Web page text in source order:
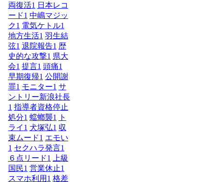
両復活1 日本レコ
ード1 中嶋マジッ
ク1 電気ケトル1
地方生活1 羽生結
弦1 退院報告1 歴
史的な攻撃1 県大
会1 提言1 頭痛1
早期復帰1 公開謝
罪1 モニター1 サ
ントリー新浪社長
1 指導者資格停止
処分1 蟷螂襲1
ト
ライ 1 犬塚弘1 収
束ムード1 エモい
1 セクハラ発言1
６点リード1
上級
国民1 営業休止1
スマホ利用 1 格差